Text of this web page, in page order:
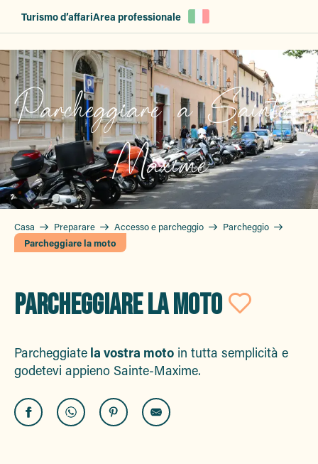
principal
Turismo d’affariArea professionale
Parcheggiare a Sainte-
Maxime
Casa Preparare Accesso e parcheggio
Parcheggio
Parcheggiare la moto
PARCHEGGIARE LA MOTO
Parcheggiate la vostra moto in tutta semplicità e
godetevi appieno Sainte-Maxime.